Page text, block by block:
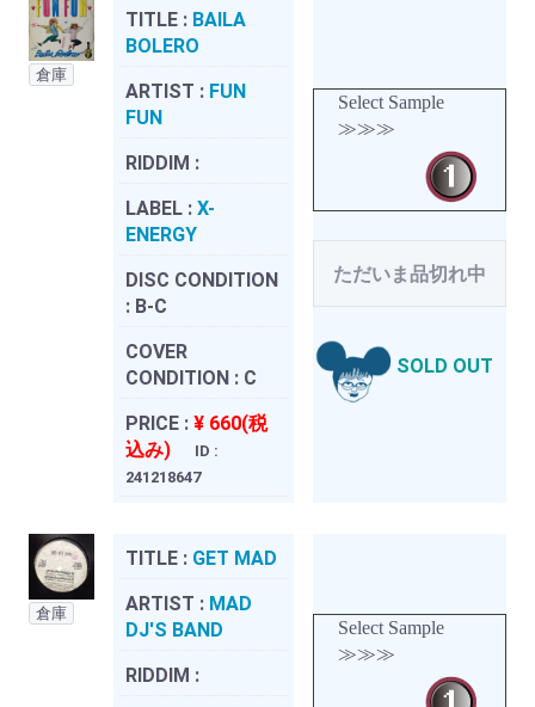
倉庫
TITLE : BAILA
BOLERO
ARTIST : FUN
FUN
RIDDIM :
LABEL : X-
ENERGY
DISC CONDITION
: B-C
COVER
CONDITION : C
PRICE : ¥ 660(税
込み)
ID :
241218647
Select Sample
≫≫≫
ただいま品切れ中
SOLD OUT
倉庫
TITLE : GET MAD
ARTIST : MAD
DJ'S BAND
RIDDIM :
Select Sample
≫≫≫